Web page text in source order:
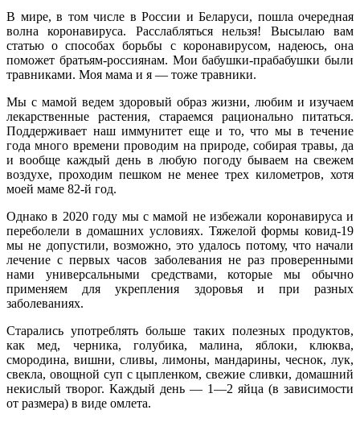
В мире, в том числе в России и Беларуси, пошла очередная
волна коронавируса. Расслабляться нельзя! Высылаю вам
статью о способах борьбы с коронавирусом, надеюсь, она
поможет братьям-россиянам. Мои бабушки-прабабушки были
травниками. Моя мама и я — тоже травники.
Мы с мамой ведем здоровый образ жизни, любим и изучаем
лекарственные растения, стараемся рационально питаться.
Поддерживает наш иммунитет еще и то, что мы в течение
года много времени проводим на природе, собирая травы, да
и вообще каждый день в любую погоду бываем на свежем
воздухе, проходим пешком не менее трех километров, хотя
моей маме 82-й год.
Однако в 2020 году мы с мамой не избежали коронавируса и
переболели в домашних условиях. Тяжелой формы ковид-19
мы не допустили, возможно, это удалось потому, что начали
лечение с первых часов заболевания не раз проверенными
нами универсальными средствами, которые мы обычно
применяем для укрепления здоровья и при разных
заболеваниях.
Старались употреблять больше таких полезных продуктов,
как мед, черника, голубика, малина, яблоки, клюква,
смородина, вишни, сливы, лимоны, мандарины, чеснок, лук,
свекла, овощной суп с цыпленком, свежие сливки, домашний
некислый творог. Каждый день — 1—2 яйца (в зависимости
от размера) в виде омлета.